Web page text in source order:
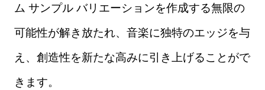
ム サンプル バリエーションを作成する無限の
可能性が解き放たれ、音楽に独特のエッジを与
え、創造性を新たな高みに引き上げることがで
きます。